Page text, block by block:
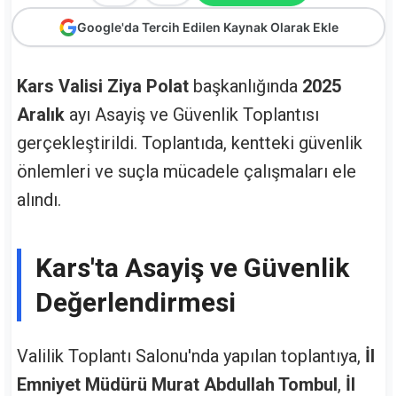
Google'da Tercih Edilen Kaynak Olarak Ekle
Kars Valisi Ziya Polat başkanlığında 2025
Aralık ayı Asayiş ve Güvenlik Toplantısı
gerçekleştirildi. Toplantıda, kentteki güvenlik
önlemleri ve suçla mücadele çalışmaları ele
alındı.
Kars'ta Asayiş ve Güvenlik
Değerlendirmesi
Valilik Toplantı Salonu'nda yapılan toplantıya, İl
Emniyet Müdürü Murat Abdullah Tombul, İl